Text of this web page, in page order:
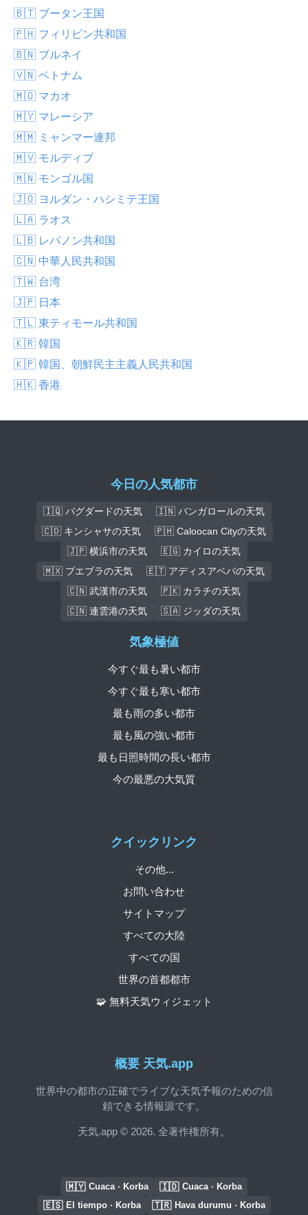
🇧🇹 ブータン王国
🇵🇭 フィリピン共和国
🇧🇳 ブルネイ
🇻🇳 ベトナム
🇲🇴 マカオ
🇲🇾 マレーシア
🇲🇲 ミャンマー連邦
🇲🇻 モルディブ
🇲🇳 モンゴル国
🇯🇴 ヨルダン・ハシミテ王国
🇱🇦 ラオス
🇱🇧 レバノン共和国
🇨🇳 中華人民共和国
🇹🇼 台湾
🇯🇵 日本
🇹🇱 東ティモール共和国
🇰🇷 韓国
🇰🇵 韓国、朝鮮民主主義人民共和国
🇭🇰 香港
今日の人気都市
🇮🇶 バグダードの天気
🇮🇳 バンガロールの天気
🇨🇩 キンシャサの天気
🇵🇭 Caloocan Cityの天気
🇯🇵 横浜市の天気
🇪🇬 カイロの天気
🇲🇽 プエブラの天気
🇪🇹 アディスアベバの天気
🇨🇳 武漢市の天気
🇵🇰 カラチの天気
🇨🇳 連雲港の天気
🇸🇦 ジッダの天気
概要 天気.app
世界中の都市の正確でライブな天気予報のための信
頼できる情報源です。
天気.app © 2026. 全著作権所有。
クイックリンク
その他...
お問い合わせ
サイトマップ
すべての大陸
すべての国
世界の首都都市
🧩 無料天気ウィジェット
気象極値
今すぐ最も暑い都市
今すぐ最も寒い都市
最も雨の多い都市
最も風の強い都市
最も日照時間の長い都市
今の最悪の大気質
🇲🇾 Cuaca · Korba 🇮🇩 Cuaca · Korba
🇪🇸 El tiempo · Korba 🇹🇷 Hava durumu · Korba